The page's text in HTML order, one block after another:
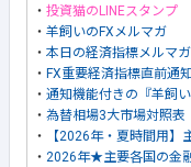
・ 投資猫のLINEスタンプ
・ 羊飼いのFXメルマガ
・ 本日の経済指標メルマガ
・ FX重要経済指標直前通
・ 通知機能付きの『羊飼い
・ 為替相場3大市場対照表
・
【2026年・夏時間用】
・ 2026年★主要各国の金